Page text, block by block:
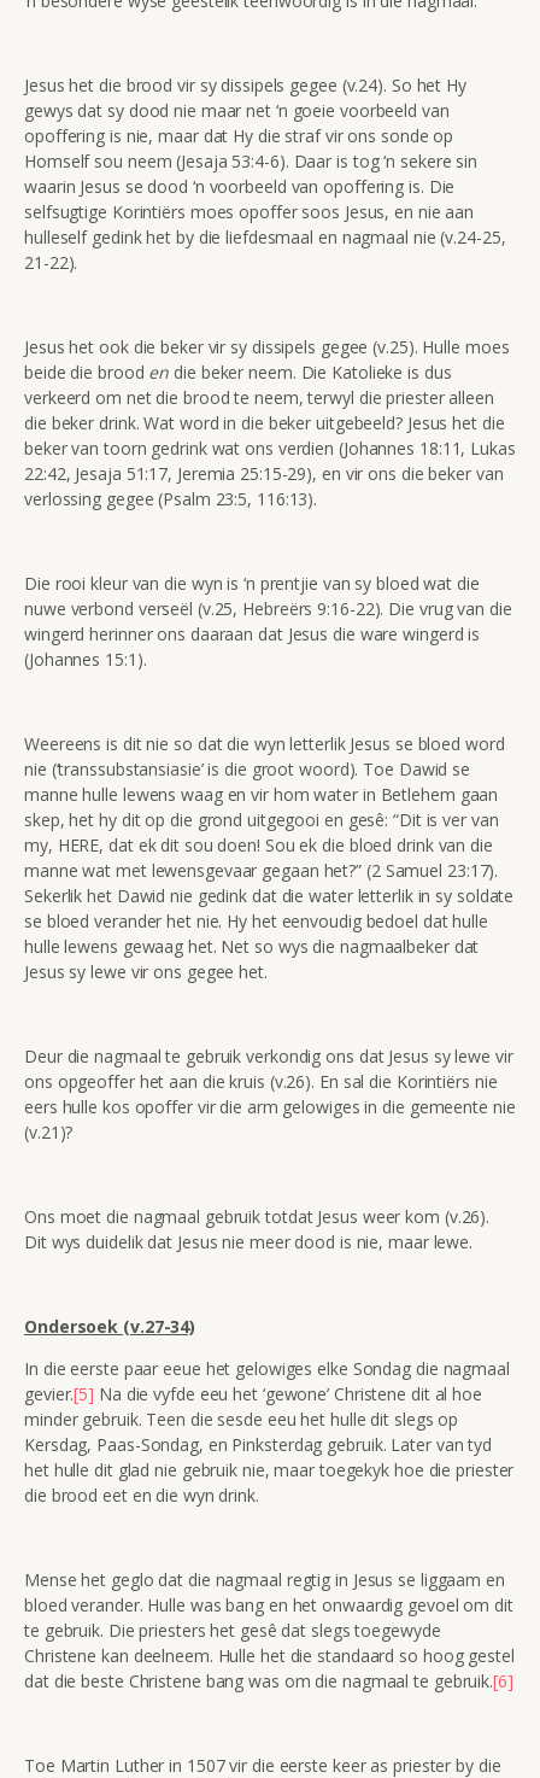
Jesus het die brood vir sy dissipels gegee (v.24). So het Hy
gewys dat sy dood nie maar net ‘n goeie voorbeeld van
opoffering is nie, maar dat Hy die straf vir ons sonde op
Homself sou neem (Jesaja 53:4-6). Daar is tog ‘n sekere sin
waarin Jesus se dood ‘n voorbeeld van opoffering is. Die
selfsugtige Korintiërs moes opoffer soos Jesus, en nie aan
hulleself gedink het by die liefdesmaal en nagmaal nie (v.24-25,
21-22).
Jesus het ook die beker vir sy dissipels gegee (v.25). Hulle moes
beide die brood en die beker neem. Die Katolieke is dus
verkeerd om net die brood te neem, terwyl die priester alleen
die beker drink. Wat word in die beker uitgebeeld? Jesus het die
beker van toorn gedrink wat ons verdien (Johannes 18:11, Lukas
22:42, Jesaja 51:17, Jeremia 25:15-29), en vir ons die beker van
verlossing gegee (Psalm 23:5, 116:13).
Die rooi kleur van die wyn is ‘n prentjie van sy bloed wat die
nuwe verbond verseël (v.25, Hebreërs 9:16-22). Die vrug van die
wingerd herinner ons daaraan dat Jesus die ware wingerd is
(Johannes 15:1).
Weereens is dit nie so dat die wyn letterlik Jesus se bloed word
nie (‘transsubstansiasie’ is die groot woord). Toe Dawid se
manne hulle lewens waag en vir hom water in Betlehem gaan
skep, het hy dit op die grond uitgegooi en gesê: “Dit is ver van
my, HERE, dat ek dit sou doen! Sou ek die bloed drink van die
manne wat met lewensgevaar gegaan het?” (2 Samuel 23:17).
Sekerlik het Dawid nie gedink dat die water letterlik in sy soldate
se bloed verander het nie. Hy het eenvoudig bedoel dat hulle
hulle lewens gewaag het. Net so wys die nagmaalbeker dat
Jesus sy lewe vir ons gegee het.
Deur die nagmaal te gebruik verkondig ons dat Jesus sy lewe vir
ons opgeoffer het aan die kruis (v.26). En sal die Korintiërs nie
eers hulle kos opoffer vir die arm gelowiges in die gemeente nie
(v.21)?
Ons moet die nagmaal gebruik totdat Jesus weer kom (v.26).
Dit wys duidelik dat Jesus nie meer dood is nie, maar lewe.
Ondersoek (v.27-34)
In die eerste paar eeue het gelowiges elke Sondag die nagmaal
gevier.[5] Na die vyfde eeu het ‘gewone’ Christene dit al hoe
minder gebruik. Teen die sesde eeu het hulle dit slegs op
Kersdag, Paas-Sondag, en Pinksterdag gebruik. Later van tyd
het hulle dit glad nie gebruik nie, maar toegekyk hoe die priester
die brood eet en die wyn drink.
Mense het geglo dat die nagmaal regtig in Jesus se liggaam en
bloed verander. Hulle was bang en het onwaardig gevoel om dit
te gebruik. Die priesters het gesê dat slegs toegewyde
Christene kan deelneem. Hulle het die standaard so hoog gestel
dat die beste Christene bang was om die nagmaal te gebruik.[6]
Toe Martin Luther in 1507 vir die eerste keer as priester by die